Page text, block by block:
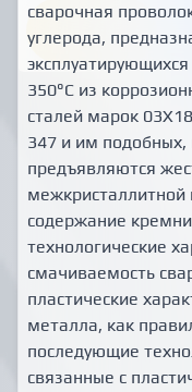
сварочная
углерода,
350°С из
сталей марок
347 и им подобных,
предъявляются
содержание
технологические
смачиваемость
пластические
металла, как
последующие
связанные с